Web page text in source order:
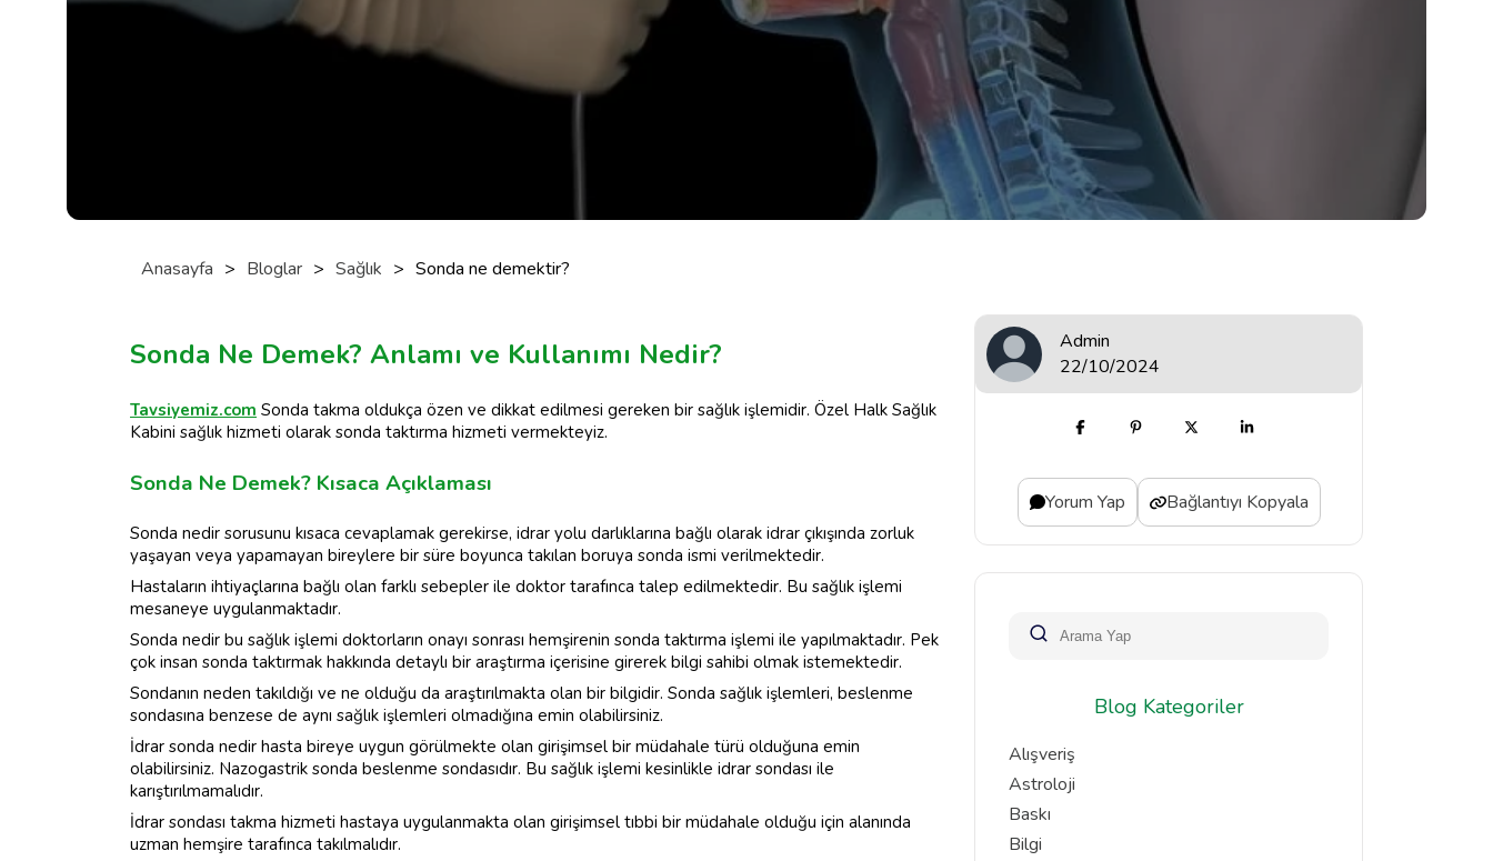
Anasayfa > Bloglar > Sağlık > Sonda ne demektir?
Sonda Ne Demek? Anlamı ve Kullanımı Nedir?
Tavsiyemiz.com Sonda takma oldukça özen ve dikkat edilmesi gereken bir sağlık işlemidir. Özel Halk Sağlık
Kabini sağlık hizmeti olarak sonda taktırma hizmeti vermekteyiz.
Sonda Ne Demek? Kısaca Açıklaması
Sonda nedir sorusunu kısaca cevaplamak gerekirse, idrar yolu darlıklarına bağlı olarak idrar çıkışında zorluk
yaşayan veya yapamayan bireylere bir süre boyunca takılan boruya sonda ismi verilmektedir.
Hastaların ihtiyaçlarına bağlı olan farklı sebepler ile doktor tarafınca talep edilmektedir. Bu sağlık işlemi
mesaneye uygulanmaktadır.
Sonda nedir bu sağlık işlemi doktorların onayı sonrası hemşirenin sonda taktırma işlemi ile yapılmaktadır. Pek
çok insan sonda taktırmak hakkında detaylı bir araştırma içerisine girerek bilgi sahibi olmak istemektedir.
Sondanın neden takıldığı ve ne olduğu da araştırılmakta olan bir bilgidir. Sonda sağlık işlemleri, beslenme
sondasına benzese de aynı sağlık işlemleri olmadığına emin olabilirsiniz.
İdrar sonda nedir hasta bireye uygun görülmekte olan girişimsel bir müdahale türü olduğuna emin
olabilirsiniz. Nazogastrik sonda beslenme sondasıdır. Bu sağlık işlemi kesinlikle idrar sondası ile
karıştırılmamalıdır.
İdrar sondası takma hizmeti hastaya uygulanmakta olan girişimsel tıbbi bir müdahale olduğu için alanında
uzman hemşire tarafınca takılmalıdır.
Admin
22/10/2024
Yorum Yap Bağlantıyı Kopyala
Blog Kategoriler
Alışveriş
Astroloji
Baskı
Bilgi